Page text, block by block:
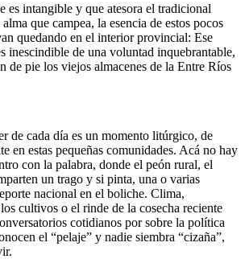
es intangible y que atesora el tradicional
que campea, la esencia de estos pocos
quedando en el interior provincial: Ese
inescindible de una voluntad inquebrantable,
de pie los viejos almacenes de la Entre Ríos
de cada día es un momento litúrgico, de
en estas pequeñas comunidades. Acá no hay
con la palabra, donde el peón rural, el
un trago y si pinta, una o varias
nacional en el boliche. Clima,
cultivos o el rinde de la cosecha reciente
cotidianos por sobre la política
el “pelaje” y nadie siembra “cizaña”,